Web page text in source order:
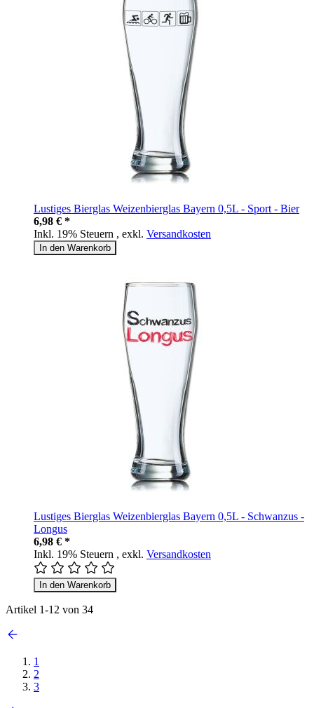
Lustiges Bierglas Weizenbierglas Bayern 0,5L - Sport - Bier
6,98 € *
Inkl. 19% Steuern , exkl. Versandkosten
In den Warenkorb
Lustiges Bierglas Weizenbierglas Bayern 0,5L - Schwanzus -
Longus
6,98 € *
Inkl. 19% Steuern , exkl. Versandkosten
In den Warenkorb
Artikel 1-12 von 34
1
2
3